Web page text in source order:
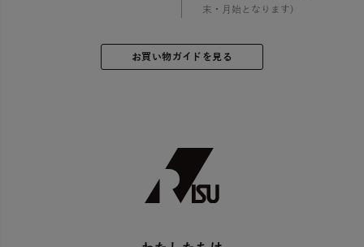
末・月始となります)
お買い物ガイドを見る